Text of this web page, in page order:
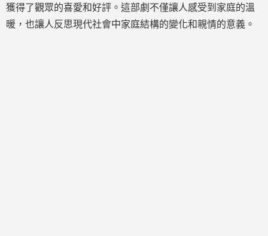
獲得了觀眾的喜愛和好評。這部劇不僅讓人感受到家庭的溫
暖，也讓人反思現代社會中家庭結構的變化和親情的意義。